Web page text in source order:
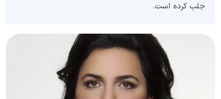
جلب کرده است.